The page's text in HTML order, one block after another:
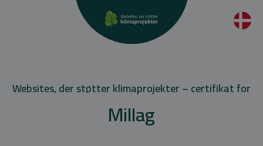
Websites, der støtter klimaprojekter – certifikat for
Millag